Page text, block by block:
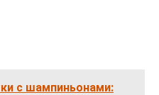
с шампиньонами: